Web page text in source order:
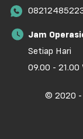
Jam
Setiap Hari
09.00 - 21.00
© 2020 -